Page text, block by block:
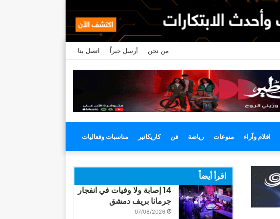
من نحن أرسل خبراً اتصل بنا
اقلام وآراء منوعات رياضة فن كاريكاتير مناسبات وفعاليات
اقرأ أيضاً
14 إصابة ولا وفيات في انفجار
جرمانا بريف دمشق
07/08/2026